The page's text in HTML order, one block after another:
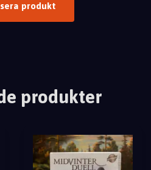
produkt
produkter